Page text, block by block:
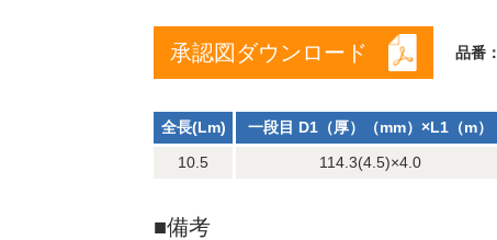
承認図ダウンロード 品番：
全長(Lm) 一段目 D1（厚）（mm）×L1（m）
10.5
114.3(4.5)×4.0
■備考